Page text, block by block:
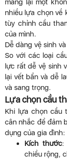
mang lại một
nhiều lựa chọn về
tùy chỉnh cầu
của mình.
Dễ dàng vệ sinh
So với các loại
lực rất dễ vệ sinh
lại vết bẩn và dễ
và sang trọng.
Lựa chọn cầu
Khi lựa chọn cầu
cân nhắc để đảm
dụng của gia đình:
Kích thước:
chiều rộng,